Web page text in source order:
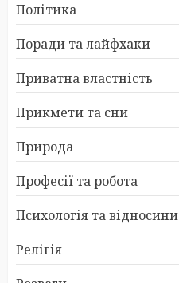
Політика
Поради та лайфхаки
Приватна властність
Прикмети та сни
Природа
Професії та робота
Психологія та відносини
Релігія